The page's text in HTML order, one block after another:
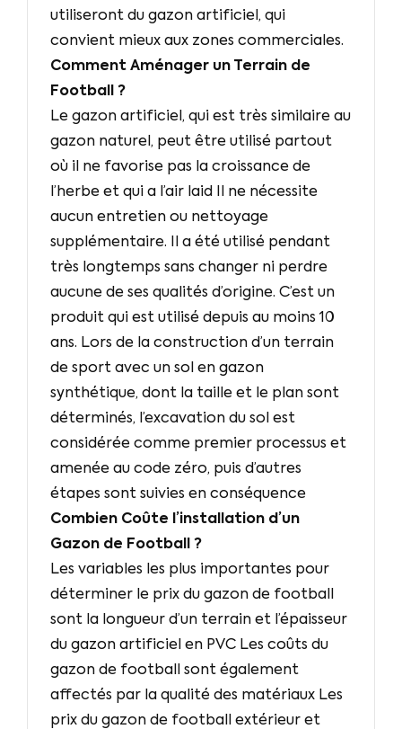
utiliseront du gazon artificiel, qui
convient mieux aux zones commerciales.
Comment Aménager un Terrain de
Football ?
Le gazon artificiel, qui est très similaire au
gazon naturel, peut être utilisé partout
où il ne favorise pas la croissance de
l’herbe et qui a l’air laid Il ne nécessite
aucun entretien ou nettoyage
supplémentaire. Il a été utilisé pendant
très longtemps sans changer ni perdre
aucune de ses qualités d’origine. C’est un
produit qui est utilisé depuis au moins 10
ans. Lors de la construction d’un terrain
de sport avec un sol en gazon
synthétique, dont la taille et le plan sont
déterminés, l’excavation du sol est
considérée comme premier processus et
amenée au code zéro, puis d’autres
étapes sont suivies en conséquence
Combien Coûte l’installation d’un
Gazon de Football ?
Les variables les plus importantes pour
déterminer le prix du gazon de football
sont la longueur d’un terrain et l’épaisseur
du gazon artificiel en PVC Les coûts du
gazon de football sont également
affectés par la qualité des matériaux Les
prix du gazon de football extérieur et